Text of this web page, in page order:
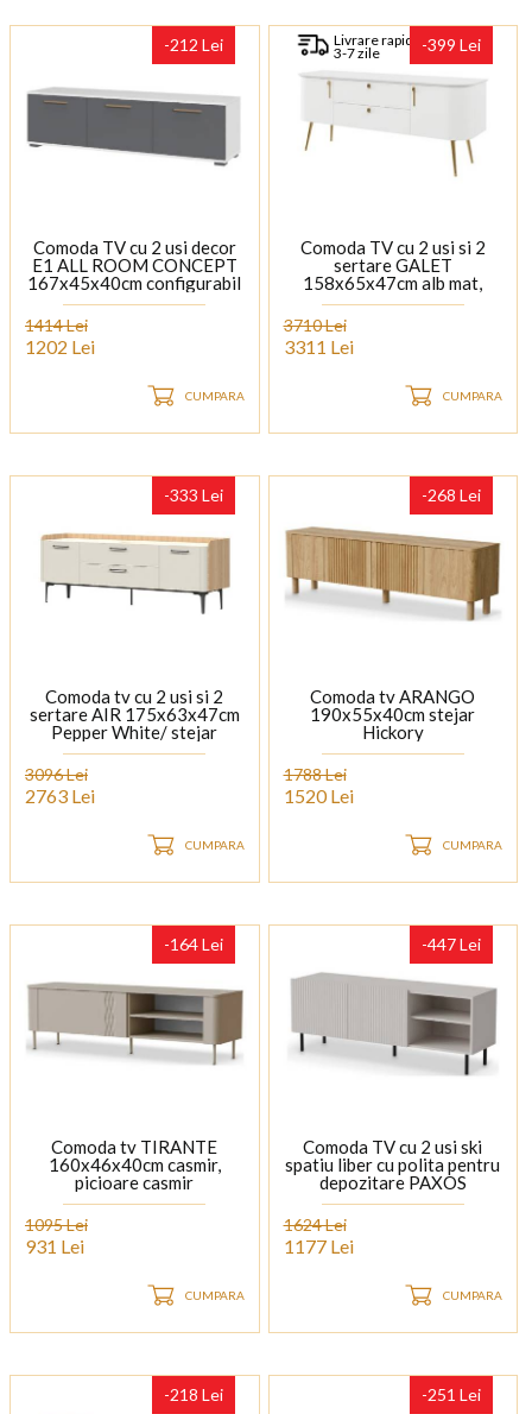
-212 Lei
Comoda TV cu 2 usi decor
E1 ALL ROOM CONCEPT
167x45x40cm configurabil
1414 Lei
1202 Lei
CUMPARA
Livrare rapida
3-7 zile -399 Lei
Comoda TV cu 2 usi si 2
sertare GALET
158x65x47cm alb mat,
picioare si manere auriu
3710 Lei
3311 Lei
CUMPARA
-333 Lei
Comoda tv cu 2 usi si 2
sertare AIR 175x63x47cm
Pepper White/ stejar
Furneo - sticla cu model de
marmura Calcatta Oro,
cadru, picioare si manere
3096 Lei
2763 Lei
CUMPARA
-268 Lei
Comoda tv ARANGO
190x55x40cm stejar
Hickory
1788 Lei
1520 Lei
CUMPARA
-164 Lei
Comoda tv TIRANTE
160x46x40cm casmir,
picioare casmir
1095 Lei
931 Lei
CUMPARA
-447 Lei
Comoda TV cu 2 usi ski
spatiu liber cu polita pentru
depozitare PAXOS
150x54x40cm casmir cu
design de riflaj
1624 Lei
1177 Lei
CUMPARA
-218 Lei -251 Lei